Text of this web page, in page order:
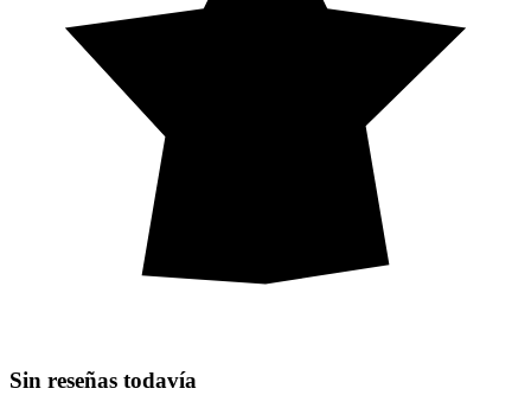
Sin reseñas todavía